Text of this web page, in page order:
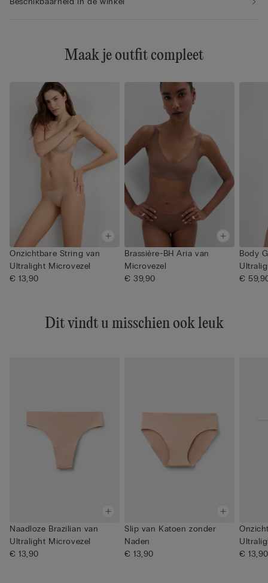
Maak je outfit compleet
Onzichtbare String van
Ultralight Microvezel
€ 13,90
Brassière-BH Aria van
Microvezel
€ 39,90
Body
€
Dit vindt u misschien ook leuk
Naadloze Brazilian van
Ultralight Microvezel
€ 13,90
Slip van Katoen zonder
Naden
€ 13,90
€ 13,90